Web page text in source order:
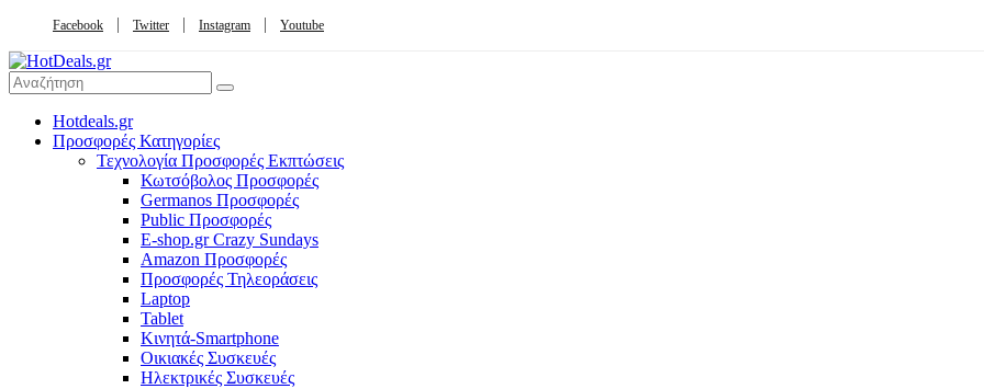
Facebook Twitter Instagram Youtube
Hotdeals.gr
Προσφορές Κατηγορίες
Τεχνολογία Προσφορές Εκπτώσεις
Κωτσόβολος Προσφορές
Germanos Προσφορές
Public Προσφορές
E-shop.gr Crazy Sundays
Amazon Προσφορές
Προσφορές Τηλεοράσεις
Laptop
Tablet
Κινητά-Smartphone
Οικιακές Συσκευές
Hλεκτρικές Συσκευές